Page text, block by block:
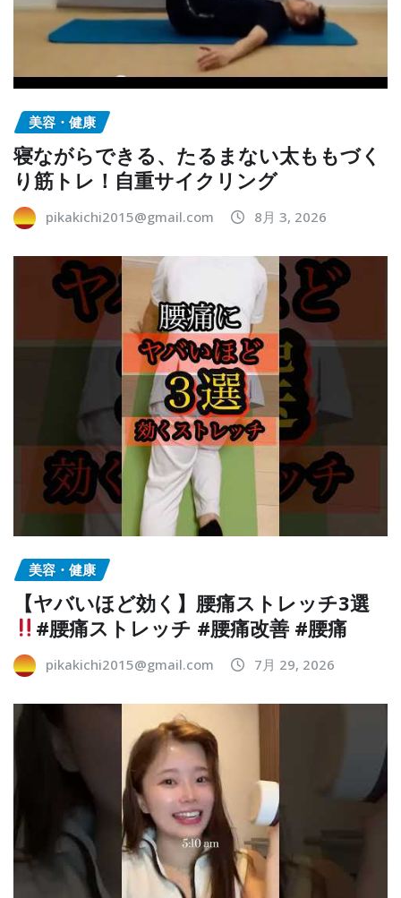
美容・健康
寝ながらできる、たるまない太ももづく
り筋トレ！自重サイクリング
pikakichi2015@gmail.com 8月 3, 2026
美容・健康
【ヤバいほど効く】腰痛ストレッチ3選
#腰痛ストレッチ #腰痛改善 #腰痛
pikakichi2015@gmail.com 7月 29, 2026